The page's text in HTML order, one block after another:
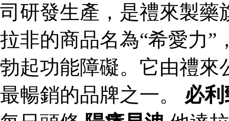
司研發生產，是禮來製藥
拉非的商品名為“希愛力”
勃起功能障礙。它由禮來
最暢銷的品牌之一。 必